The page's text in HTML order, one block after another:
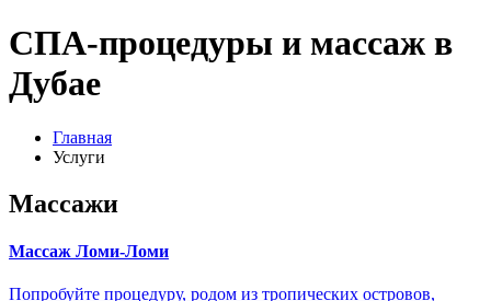
СПА-процедуры и массаж в
Дубае
Главная
Услуги
Массажи
Массаж Ломи-Ломи
Попробуйте процедуру, родом из тропических островов,